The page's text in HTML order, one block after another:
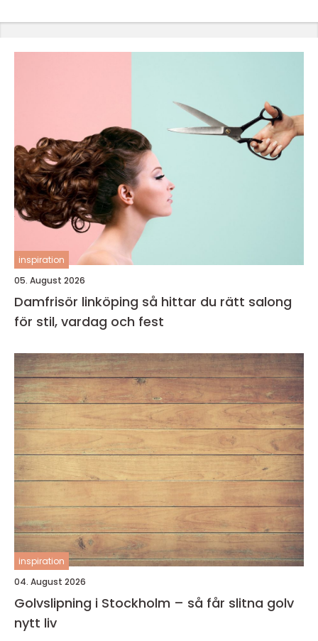
inspiration
05. August 2026
Damfrisör linköping så hittar du rätt salong
för stil, vardag och fest
inspiration
04. August 2026
Golvslipning i Stockholm – så får slitna golv
nytt liv